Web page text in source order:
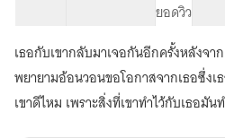
ปร
หน้า
นิ่ง
เล่ม
2
ยอดวิว
เธอกับเขากลับมาเจอกันอีกครั้งหลังจา
พยายามอ้อนวอนขอโอกาสจากเธอซึ่งเ
เขาดีไหม เพราะสิ่งที่เขาทำไว้กับเธอมัน